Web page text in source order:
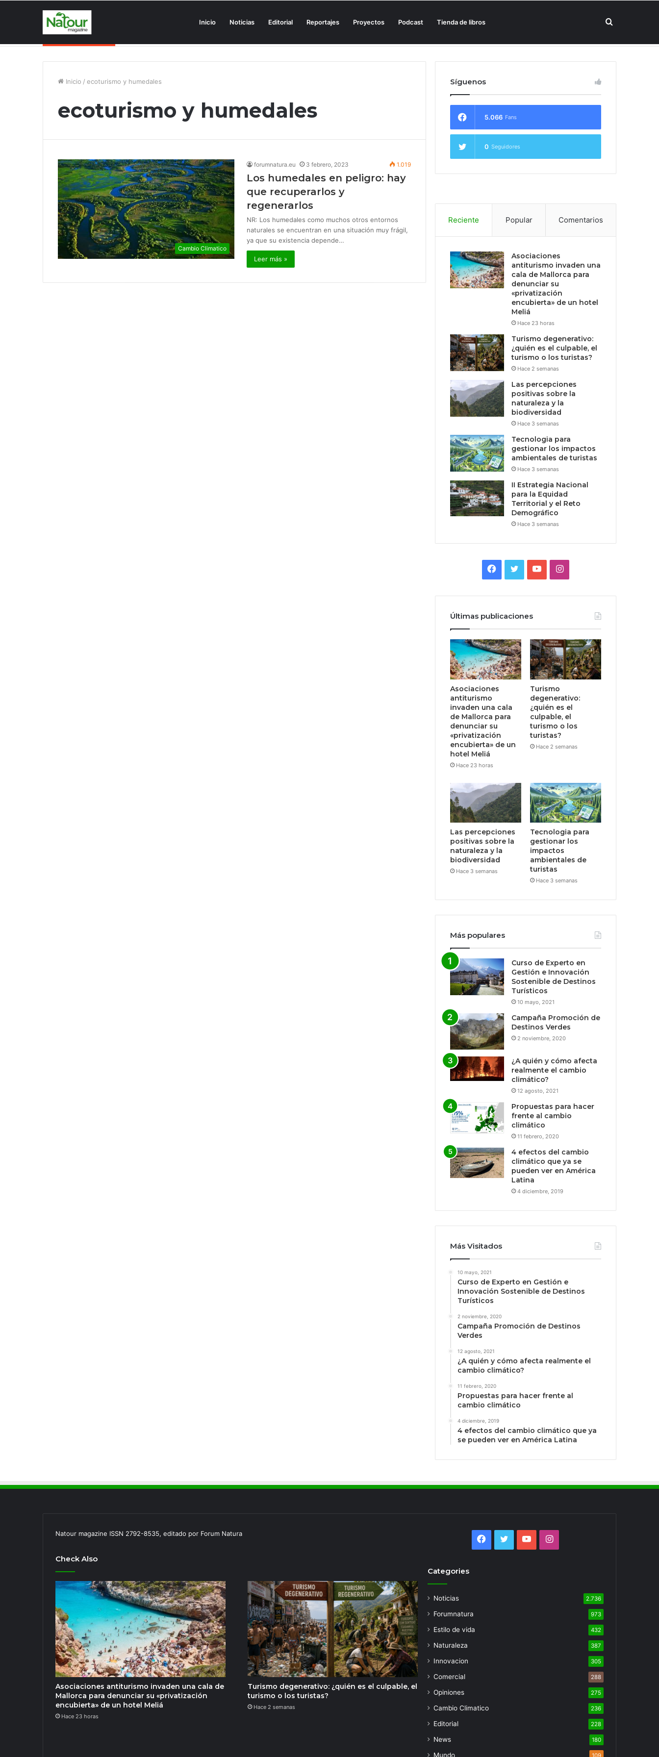
Inicio Noticias Editorial Reportajes Proyectos Podcast Tienda de libros Buscar
Inicio / ecoturismo y humedales
ecoturismo y humedales
Cambio Climatico
forumnatura.eu 3 febrero, 2023 1.019
Los humedales en peligro: hay
que recuperarlos y
regenerarlos
NR: Los humedales como muchos otros entornos
naturales se encuentran en una situación muy frágil,
ya que su existencia depende…
Leer más »
Síguenos
5.066 Fans
0 Seguidores
Reciente Popular Comentarios
Asociaciones
antiturismo invaden una
cala de Mallorca para
denunciar su
«privatización
encubierta» de un hotel
Meliá
Hace 23 horas
Turismo degenerativo:
¿quién es el culpable, el
turismo o los turistas?
Hace 2 semanas
Las percepciones
positivas sobre la
naturaleza y la
biodiversidad
Hace 3 semanas
Tecnologia para
gestionar los impactos
ambientales de turistas
Hace 3 semanas
II Estrategia Nacional
para la Equidad
Territorial y el Reto
Demográfico
Hace 3 semanas
Facebook
TwitterYouTubeInstagram
Últimas publicaciones
Asociaciones
antiturismo
invaden una cala
de Mallorca para
denunciar su
«privatización
encubierta» de un
hotel Meliá
Hace 23 horas
Turismo
degenerativo:
¿quién es el
culpable, el
turismo o los
turistas?
Hace 2 semanas
Las percepciones
positivas sobre la
naturaleza y la
biodiversidad
Hace 3 semanas
Tecnologia para
gestionar los
impactos
ambientales de
turistas
Hace 3 semanas
Más populares
Curso de Experto en
Gestión e Innovación
Sostenible de Destinos
Turísticos
10 mayo, 2021
Campaña Promoción de
Destinos Verdes
2 noviembre, 2020
¿A quién y cómo afecta
realmente el cambio
climático?
12 agosto, 2021
Propuestas para hacer
frente al cambio
climático
11 febrero, 2020
4 efectos del cambio
climático que ya se
pueden ver en América
Latina
4 diciembre, 2019
Más Visitados
10 mayo, 2021
Curso de Experto en Gestión e
Innovación Sostenible de Destinos
Turísticos
2 noviembre, 2020
Campaña Promoción de Destinos
Verdes
12 agosto, 2021
¿A quién y cómo afecta realmente el
cambio climático?
11 febrero, 2020
Propuestas para hacer frente al
cambio climático
4 diciembre, 2019
4 efectos del cambio climático que ya
se pueden ver en América Latina
Natour magazine ISSN 2792-8535, editado por Forum Natura
Check Also
Asociaciones antiturismo invaden una cala de
Mallorca para denunciar su «privatización
encubierta» de un hotel Meliá
Hace 23 horas
Turismo degenerativo: ¿quién es el culpable, el
turismo o los turistas?
Hace 2 semanas
Facebook
TwitterYouTubeInstagram
Categories
Noticias 2.736
Forumnatura 973
Estilo de vida 432
Naturaleza 387
Innovacion 305
Comercial 288
Opiniones 275
Cambio Climatico 236
Editorial 228
News 180
Mundo 109